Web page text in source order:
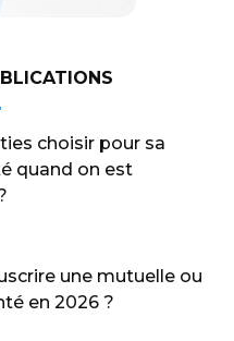
choisir pour sa
quand on est
une mutuelle ou
en 2026 ?